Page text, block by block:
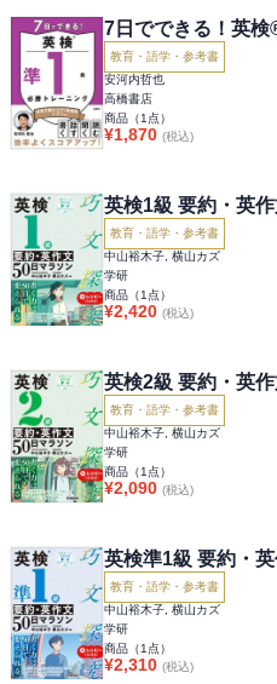
7日でできる！英
教育・語学・参考書
安河内哲也
高橋書店
商品（1 点）
¥1,870 (税込)
英検1級 要約・英
教育・語学・参考書
中山裕木子, 横山カズ
学研
商品（1 点）
¥2,420 (税込)
英検2級 要約・英
教育・語学・参考書
中山裕木子, 横山カズ
学研
商品（1 点）
¥2,090 (税込)
英検準1級 要約・
教育・語学・参考書
中山裕木子, 横山カズ
学研
商品（1 点）
¥2,310 (税込)